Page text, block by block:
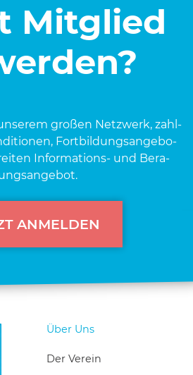
Mitglied
gro­ßen Netz­werk, zahl­
Fort­bil­dungs­an­ge­bo­
Infor­ma­ti­ons- und Bera­
ANMELDEN
Über Uns
Der Verein